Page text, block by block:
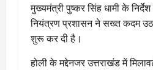
मुख्यमंत्री पुष्कर सिंह धामी के
नियंत्रण प्रशासन ने सख्त कदम
शुरू कर दी है।
होली के मद्देनजर उत्तराखंड में